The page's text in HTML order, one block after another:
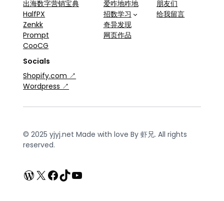
出海数字营销宝典
HalfPX
Zenkk
Prompt
CooCG
爱咋地咋地
招数学习
奇异发现
网页作品
朋友们
给我留言
Socials
Shopify.com ↗
Wordpress ↗
© 2025 yjyj.net Made with love By 虾兄. All rights
reserved.
WordPress
X Facebook
TikTokYouTube